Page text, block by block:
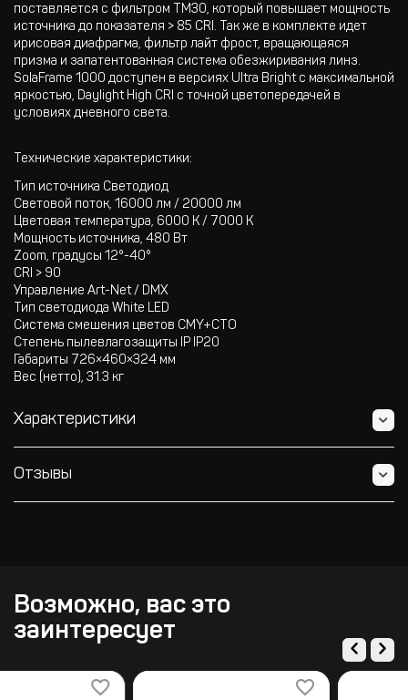
поставляется с фильтром TM30, который повышает мощность
источника до показателя > 85 CRI. Так же в комплекте идет
ирисовая диафрагма, фильтр лайт фрост, вращающаяся
призма и запатентованная система обезжиривания линз.
SolaFrame 1000 доступен в версиях Ultra Bright с максимальной
яркостью, Daylight High CRI с точной цветопередачей в
условиях дневного света.
Технические характеристики:
Тип источника Светодиод
Световой поток, 16000 лм / 20000 лм
Цветовая температура, 6000 K / 7000 K
Мощность источника, 480 Вт
Zoom, градусы 12°-40°
CRI > 90
Управление Art-Net / DMX
Тип светодиода White LED
Cистема смешения цветов CMY+CTO
Степень пылевлагозащиты IP IP20
Габариты 726×460×324 мм
Вес (нетто), 31.3 кг
Характеристики
Отзывы
Возможно, вас это
заинтересует